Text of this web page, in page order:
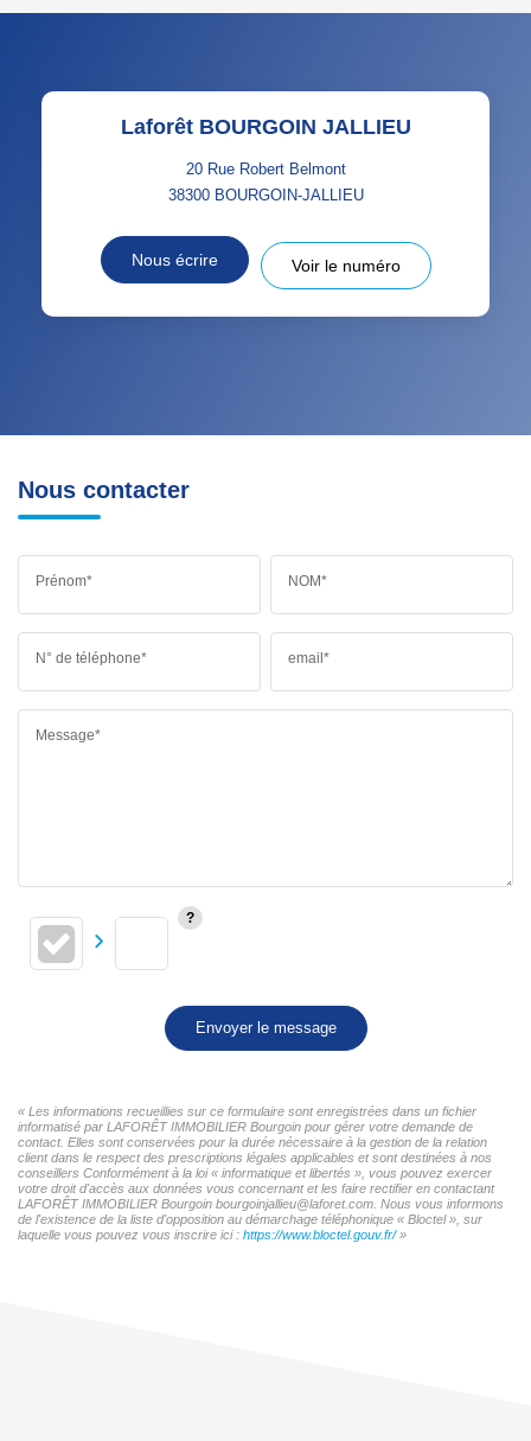
Laforêt BOURGOIN JALLIEU
20 Rue Robert Belmont
38300 BOURGOIN-JALLIEU
Nous écrire Voir le numéro
Nous contacter
Prénom* NOM*
N° de téléphone* email*
Message*
Envoyer le message
« Les informations recueillies sur ce formulaire sont enregistrées dans un fichier
informatisé par LAFORÊT IMMOBILIER Bourgoin pour gérer votre demande de
contact. Elles sont conservées pour la durée nécessaire à la gestion de la relation
client dans le respect des prescriptions légales applicables et sont destinées à nos
conseillers Conformément à la loi « informatique et libertés », vous pouvez exercer
votre droit d'accès aux données vous concernant et les faire rectifier en contactant
LAFORÊT IMMOBILIER Bourgoin bourgoinjallieu@laforet.com. Nous vous informons
de l'existence de la liste d'opposition au démarchage téléphonique « Bloctel », sur
laquelle vous pouvez vous inscrire ici : https://www.bloctel.gouv.fr/»